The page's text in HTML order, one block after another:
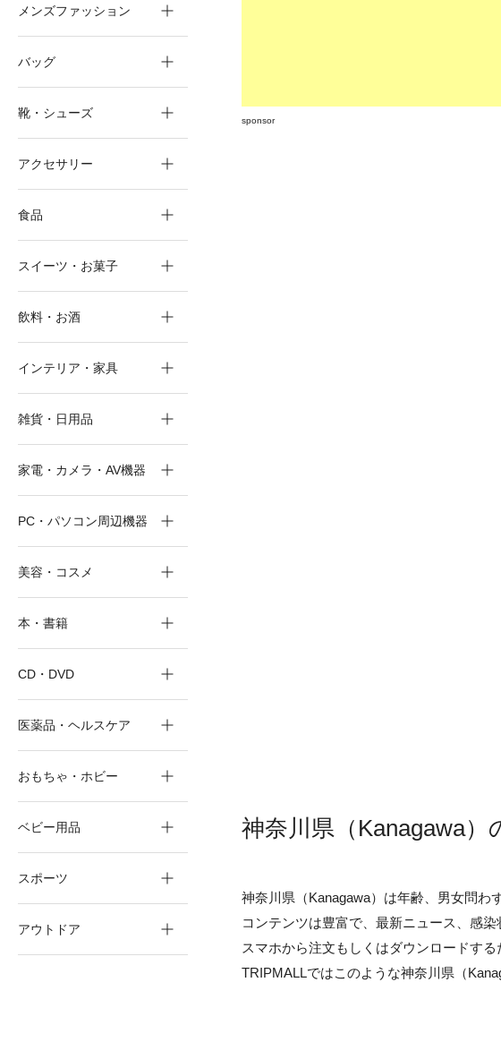
sponsor
神奈川県（Kanagawa
神奈川県（Kanagawa）は年齢、男女問わ
コンテンツは豊富で、最新ニュース、感
スマホから注文もしくはダウンロードす
TRIPMALLではこのような神奈川県（
メンズファッション
バッグ
靴・シューズ
アクセサリー
食品
スイーツ・お菓子
飲料・お酒
インテリア・家具
雑貨・日用品
家電・カメラ・AV機器
PC・パソコン周辺機器
美容・コスメ
本・書籍
CD・DVD
医薬品・ヘルスケア
おもちゃ・ホビー
ベビー用品
スポーツ
アウトドア